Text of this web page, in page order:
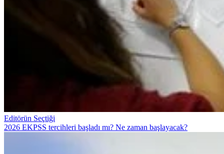
Editörün Seçtiği
2026 EKPSS tercihleri başladı mı? Ne zaman başlayacak?